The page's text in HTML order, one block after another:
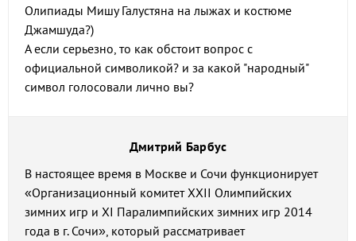
Олипиады Мишу Галустяна на лыжах и костюме
Джамшуда?)
А если серьезно, то как обстоит вопрос с
официальной символикой? и за какой "народный"
символ голосовали лично вы?
Дмитрий Барбус
В настоящее время в Москве и Сочи функционирует
«Организационный комитет XXII Олимпийских
зимних игр и XI Паралимпийских зимних игр 2014
года в г. Сочи», который рассматривает